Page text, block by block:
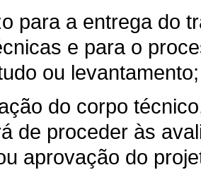
para a entrega do
e para o
ou levantamento;
do corpo
de proceder às
aprovação do